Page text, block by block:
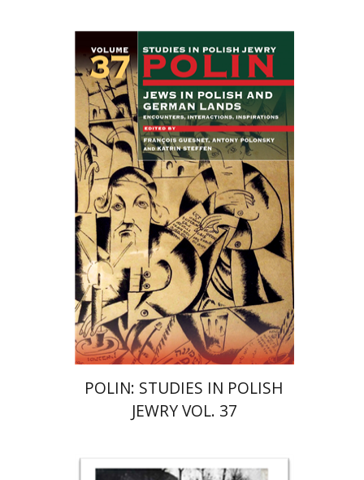
קתרין סטפן
François
Guesnet
Antony Polonsky
הנחת אתר ספר מודפס
$135
$122
POLIN: STUDIES IN POLISH
JEWRY VOL. 37